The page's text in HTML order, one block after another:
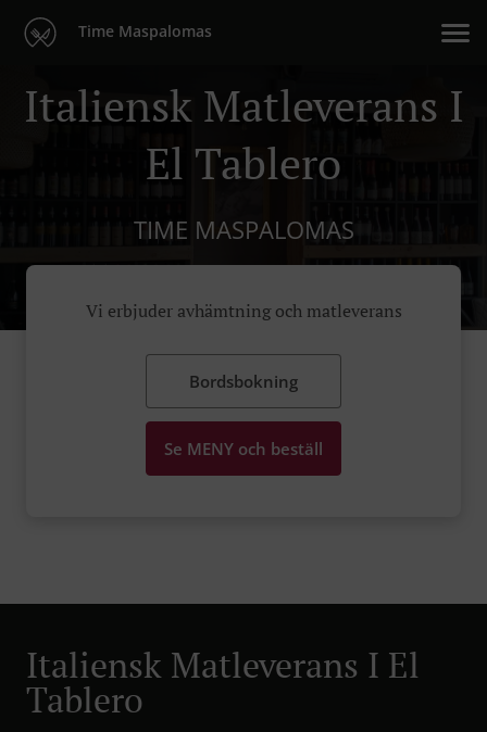
Time Maspalomas
Italiensk Matleverans I
El Tablero
TIME MASPALOMAS
Vi erbjuder avhämtning och matleverans
Bordsbokning
Se MENY och beställ
Italiensk Matleverans I El
Tablero